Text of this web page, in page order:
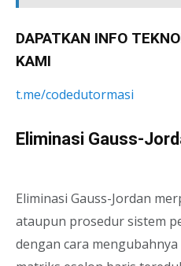
DAPATKAN INFO
KAMI
t.me/codedutormasi
Eliminasi Gauss-
Eliminasi Gauss-Jordan
ataupun prosedur sistem
dengan cara